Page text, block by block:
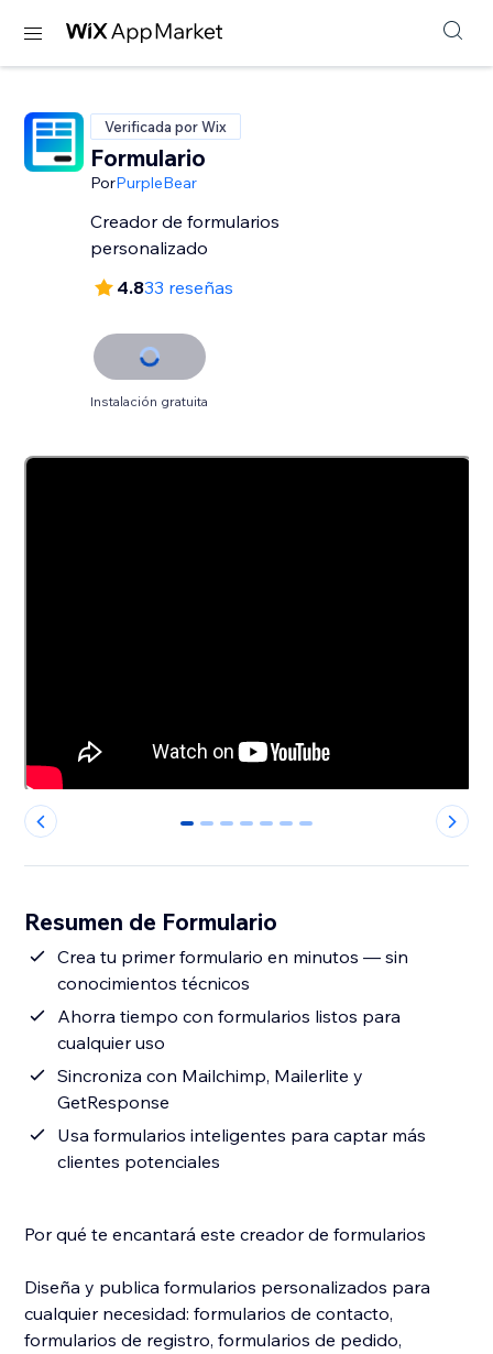
Verificada por Wix
Formulario
PorPurpleBear
Creador de formularios
personalizado
4.833 reseñas
Instalación gratuita
0 1 2 3 4 5 6
Resumen de Formulario
Crea tu primer formulario en minutos — sin
conocimientos técnicos
Ahorra tiempo con formularios listos para
cualquier uso
Sincroniza con Mailchimp, Mailerlite y
GetResponse
Usa formularios inteligentes para captar más
clientes potenciales
Por qué te encantará este creador de formularios
Diseña y publica formularios personalizados para
cualquier necesidad: formularios de contacto,
formularios de registro, formularios de pedido,